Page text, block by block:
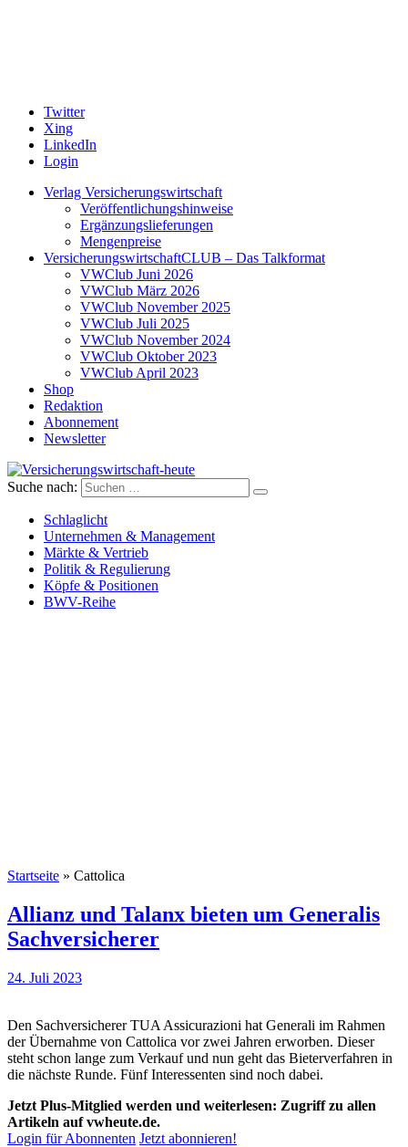
Twitter
Xing
LinkedIn
Login
Verlag Versicherungswirtschaft
Veröffentlichungshinweise
Ergänzungslieferungen
Mengenpreise
VersicherungswirtschaftCLUB – Das Talkformat
VWClub Juni 2026
VWClub März 2026
VWClub November 2025
VWClub Juli 2025
VWClub November 2024
VWClub Oktober 2023
VWClub April 2023
Shop
Redaktion
Abonnement
Newsletter
Versicherungswirtschaft-heute
Suche nach:
Schlaglicht
Unternehmen & Management
Märkte & Vertrieb
Politik & Regulierung
Köpfe & Positionen
BWV-Reihe
Startseite » Cattolica
Allianz und Talanx bieten um Generalis
Sachversicherer
24. Juli 2023
Den Sachversicherer TUA Assicurazioni hat Generali im Rahmen
der Übernahme von Cattolica vor zwei Jahren erworben. Dieser
steht schon lange zum Verkauf und nun geht das Bieterverfahren in
die nächste Runde. Fünf Interessenten sind noch dabei.
Jetzt Plus-Mitglied werden und weiterlesen: Zugriff zu allen
Artikeln auf vwheute.de.
Login für Abonnenten Jetzt abonnieren!